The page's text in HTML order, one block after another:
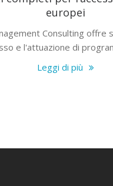
europei
Consulting offre
e l'attuazione di
Leggi di più